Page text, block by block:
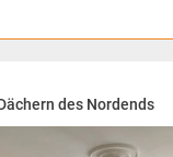
des Nordends